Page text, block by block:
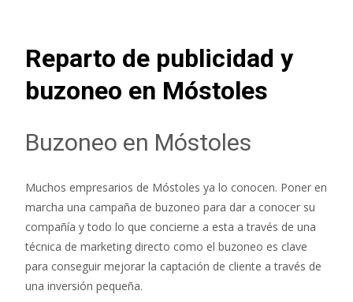
Reparto de publicidad y
buzoneo en Móstoles
Buzoneo en Móstoles
Muchos empresarios de Móstoles ya lo conocen. Poner en
marcha una campaña de buzoneo para dar a conocer su
compañía y todo lo que concierne a esta a través de una
técnica de marketing directo como el buzoneo es clave
para conseguir mejorar la captación de cliente a través de
una inversión pequeña.